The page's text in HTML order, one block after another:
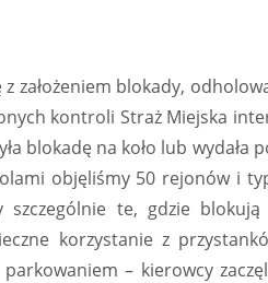
założeniem blokady,
kontroli Straż Miejska
blokadę na koło lub wydała
objęliśmy 50 rejonów i
szczególnie te, gdzie
korzystanie z
– kierowcy